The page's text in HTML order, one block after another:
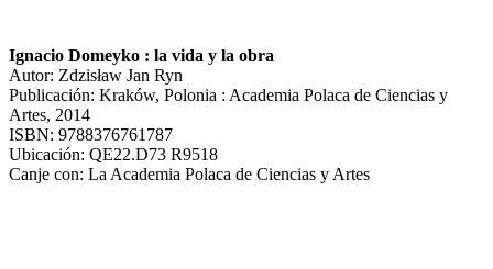
Ignacio Domeyko : la vida y la obra
Autor: Zdzisław Jan Ryn
Publicación: Kraków, Polonia : Academia Polaca de Ciencias y
Artes, 2014
ISBN: 9788376761787
Ubicación: QE22.D73 R9518
Canje con: La Academia Polaca de Ciencias y Artes